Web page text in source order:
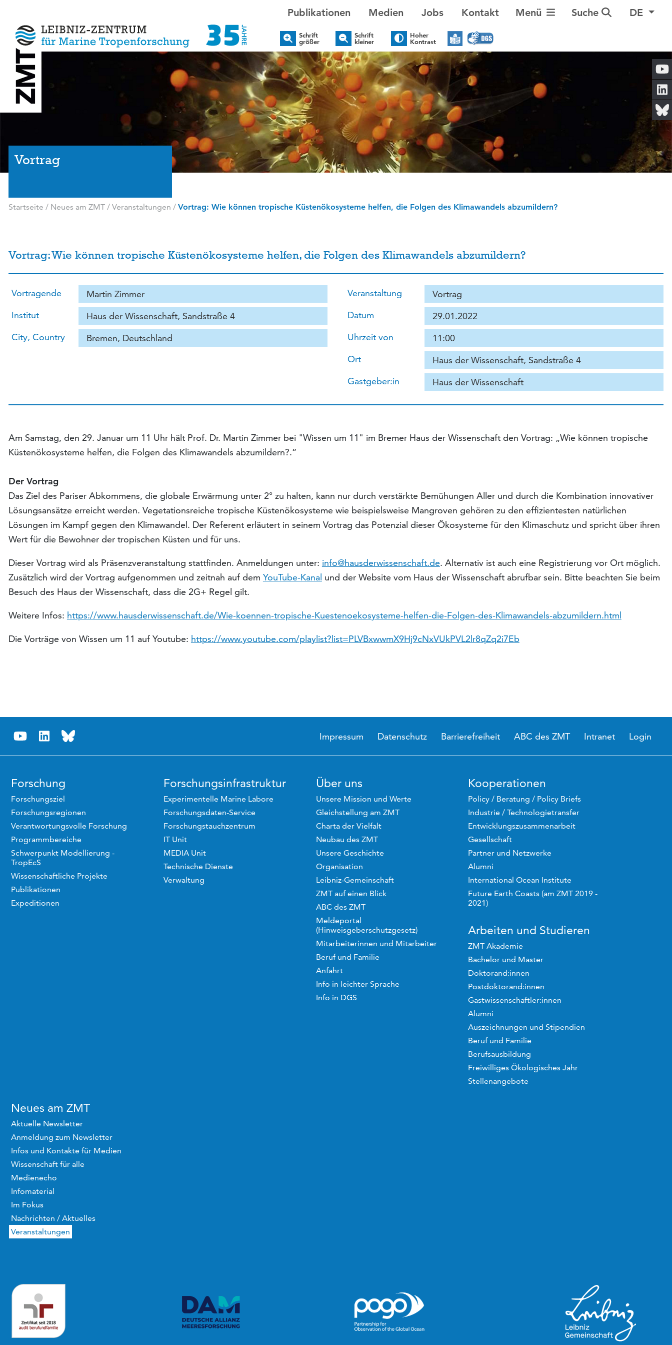
Publikationen Medien Jobs Kontakt Navigation umschalten
Menü Suche DE
Schrift
größer
Schrift
kleiner
Hoher
Kontrast
Vortrag
Startseite / Neues am ZMT/ Veranstaltungen / Vortrag: Wie können tropische Küstenökosysteme helfen, die Folgen des Klimawandels abzumildern?
Vortrag: Wie können tropische Küstenökosysteme helfen, die Folgen des Klimawandels abzumildern?
Vortragende
Martin Zimmer
Institut
Haus der Wissenschaft, Sandstraße 4
City, Country
Bremen, Deutschland
Veranstaltung
Vortrag
Datum
29.01.2022
Uhrzeit von
11:00
Ort
Haus der Wissenschaft, Sandstraße 4
Gastgeber:in
Haus der Wissenschaft
Am Samstag, den 29. Januar um 11 Uhr hält Prof. Dr. Martin Zimmer bei "Wissen um 11" im Bremer Haus der Wissenschaft den Vortrag: „Wie können tropische
Küstenökosysteme helfen, die Folgen des Klimawandels abzumildern?.“
Der Vortrag
Das Ziel des Pariser Abkommens, die globale Erwärmung unter 2° zu halten, kann nur durch verstärkte Bemühungen Aller und durch die Kombination innovativer
Lösungsansätze erreicht werden. Vegetationsreiche tropische Küstenökosysteme wie beispielsweise Mangroven gehören zu den effizientesten natürlichen
Lösungen im Kampf gegen den Klimawandel. Der Referent erläutert in seinem Vortrag das Potenzial dieser Ökosysteme für den Klimaschutz und spricht über ihren
Wert für die Bewohner der tropischen Küsten und für uns.
Dieser Vortrag wird als Präsenzveranstaltung stattfinden. Anmeldungen unter: info@hausderwissenschaft.de. Alternativ ist auch eine Registrierung vor Ort möglich.
Zusätzlich wird der Vortrag aufgenommen und zeitnah auf dem YouTube-Kanal und der Website vom Haus der Wissenschaft abrufbar sein. Bitte beachten Sie beim
Besuch des Haus der Wissenschaft, dass die 2G+ Regel gilt.
Weitere Infos: https://www.hausderwissenschaft.de/Wie-koennen-tropische-Kuestenoekosysteme-helfen-die-Folgen-des-Klimawandels-abzumildern.html
Die Vorträge von Wissen um 11 auf Youtube: https://www.youtube.com/playlist?list=PLVBxwwmX9Hj9cNxVUkPVL2lr8qZq2i7Eb
Impressum Datenschutz Barrierefreiheit ABC des ZMT Intranet Login
Forschung
Forschungsziel
Forschungsregionen
Verantwortungsvolle Forschung
Programmbereiche
Schwerpunkt Modellierung -
TropEcS
Wissenschaftliche Projekte
Publikationen
Expeditionen
Forschungsinfrastruktur
Experimentelle Marine Labore
Forschungsdaten-Service
Forschungstauchzentrum
IT Unit
MEDIA Unit
Technische Dienste
Verwaltung
Über uns
Unsere Mission und Werte
Gleichstellung am ZMT
Charta der Vielfalt
Neubau des ZMT
Unsere Geschichte
Organisation
Leibniz-Gemeinschaft
ZMT auf einen Blick
ABC des ZMT
Meldeportal
(Hinweisgeberschutzgesetz)
Mitarbeiterinnen und Mitarbeiter
Beruf und Familie
Anfahrt
Info in leichter Sprache
Info in DGS
Kooperationen
Policy / Beratung / Policy Briefs
Industrie / Technologietransfer
Entwicklungszusammenarbeit
Gesellschaft
Partner und Netzwerke
Alumni
International Ocean Institute
Future Earth Coasts (am ZMT 2019 -
2021)
Arbeiten und Studieren
ZMT Akademie
Bachelor und Master
Doktorand:innen
Postdoktorand:innen
Gastwissenschaftler:innen
Alumni
Auszeichnungen und Stipendien
Beruf und Familie
Berufsausbildung
Freiwilliges Ökologisches Jahr
Stellenangebote
Neues am ZMT
Aktuelle Newsletter
Anmeldung zum Newsletter
Infos und Kontakte für Medien
Wissenschaft für alle
Medienecho
Infomaterial
Im Fokus
Nachrichten / Aktuelles
Veranstaltungen